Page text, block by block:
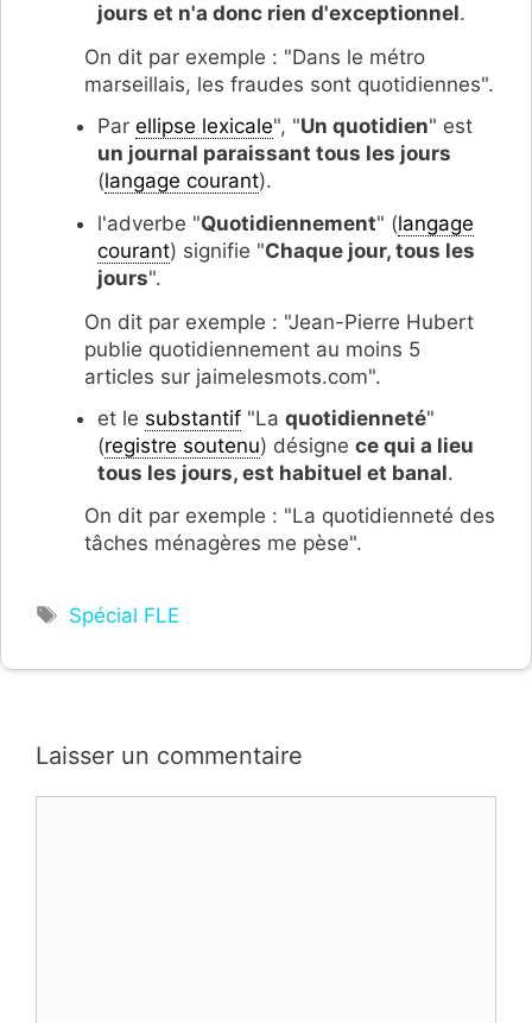
jours et n'a donc rien d'exceptionnel.
On dit par exemple : "Dans le métro
marseillais, les fraudes sont quotidiennes".
Par ellipse lexicale", "Un quotidien" est
un journal paraissant tous les jours
(langage courant).
l'adverbe "Quotidiennement" (langage
courant) signifie "Chaque jour, tous les
jours".
On dit par exemple : "Jean-Pierre Hubert
publie quotidiennement au moins 5
articles sur jaimelesmots.com".
et le substantif "La quotidienneté"
(registre soutenu) désigne ce qui a lieu
tous les jours, est habituel et banal.
On dit par exemple : "La quotidienneté des
tâches ménagères me pèse".
Étiquettes
Spécial FLE
Laisser un commentaire